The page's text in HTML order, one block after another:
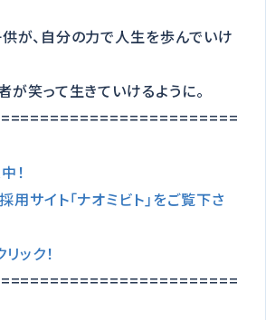
が、自分の力で人生を歩んでいけ
が笑って生きていけるように。
！
用サイト｢ナオミビト｣をご覧下さ
ック！